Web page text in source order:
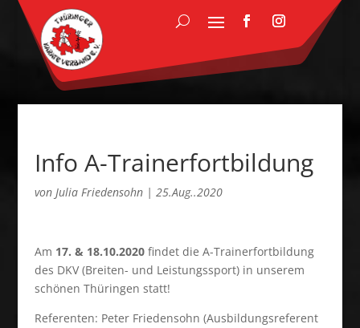
Info A-Trainerfortbildung
von Julia Friedensohn| 25.Aug..2020
Am 17. & 18.10.2020findet die A-Trainerfortbildung
des DKV (Breiten- und Leistungssport) in unserem
schönen Thüringen statt!
Referenten: Peter Friedensohn (Ausbildungsreferent